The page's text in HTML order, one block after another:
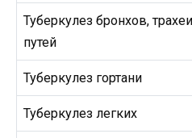
Туберкулез бронхов,
путей
Туберкулез гортани
Туберкулез легких